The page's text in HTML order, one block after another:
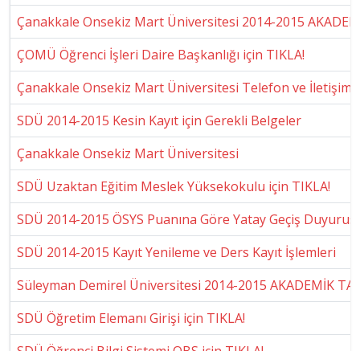
Çanakkale Onsekiz Mart Üniversitesi 2014-2015
ÇOMÜ Öğrenci İşleri Daire Başkanlığı için TIKLA!
Çanakkale Onsekiz Mart Üniversitesi Telefon ve İletişim
SDÜ 2014-2015 Kesin Kayıt için Gerekli Belgeler
Çanakkale Onsekiz Mart Üniversitesi
SDÜ Uzaktan Eğitim Meslek Yüksekokulu için TIKLA!
SDÜ 2014-2015 ÖSYS Puanına Göre Yatay Geçiş
SDÜ 2014-2015 Kayıt Yenileme ve Ders Kayıt İşlemleri
Süleyman Demirel Üniversitesi 2014-2015 AKADEMİK
SDÜ Öğretim Elemanı Girişi için TIKLA!